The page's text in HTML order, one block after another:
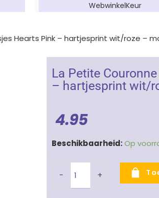
WebwinkelKeur
Hearts Pink – hartjesprint wit/roze –
La Petite
– hartjesprint wit/
4.95
Beschikbaarheid:Op
-
La
+